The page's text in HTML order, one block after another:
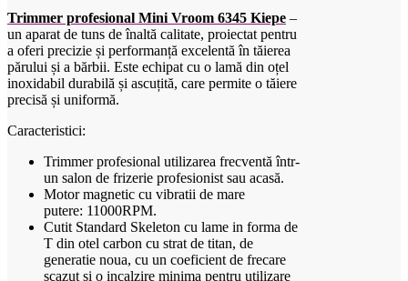
Trimmer profesional Mini Vroom 6345 Kiepe –
un aparat de tuns de înaltă calitate, proiectat pentru
a oferi precizie și performanță excelentă în tăierea
părului și a bărbii. Este echipat cu o lamă din oțel
inoxidabil durabilă și ascuțită, care permite o tăiere
precisă și uniformă.
Caracteristici:
Trimmer profesional utilizarea frecventă într-
un salon de frizerie profesionist sau acasă.
Motor magnetic cu vibratii de mare
putere: 11000RPM.
Cutit Standard Skeleton cu lame in forma de
T din otel carbon cu strat de titan, de
generatie noua, cu un coeficient de frecare
scazut si o incalzire minima pentru utilizare